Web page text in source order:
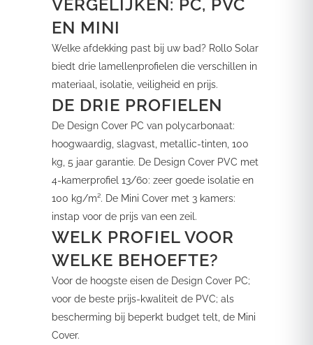
VERGELIJKEN: PC, PVC
EN MINI
Welke afdekking past bij uw bad? Rollo Solar
biedt drie lamellenprofielen die verschillen in
materiaal, isolatie, veiligheid en prijs.
DE DRIE PROFIELEN
De Design Cover PC van polycarbonaat:
hoogwaardig, slagvast, metallic-tinten, 100
kg, 5 jaar garantie. De Design Cover PVC met
4-kamerprofiel 13/60: zeer goede isolatie en
100 kg/m². De Mini Cover met 3 kamers:
instap voor de prijs van een zeil.
WELK PROFIEL VOOR
WELKE BEHOEFTE?
Voor de hoogste eisen de Design Cover PC;
voor de beste prijs-kwaliteit de PVC; als
bescherming bij beperkt budget telt, de Mini
Cover.